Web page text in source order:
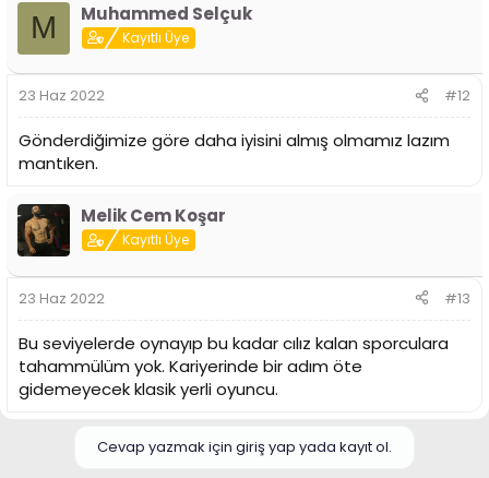
:
M Muhammed Selçuk
Kayıtlı Üye
23 Haz 2022 #12
Gönderdiğimize göre daha iyisini almış olmamız lazım
mantıken.
Melik Cem Koşar
Kayıtlı Üye
23 Haz 2022 #13
Bu seviyelerde oynayıp bu kadar cılız kalan sporculara
tahammülüm yok. Kariyerinde bir adım öte
gidemeyecek klasik yerli oyuncu.
Cevap yazmak için giriş yap yada kayıt ol.